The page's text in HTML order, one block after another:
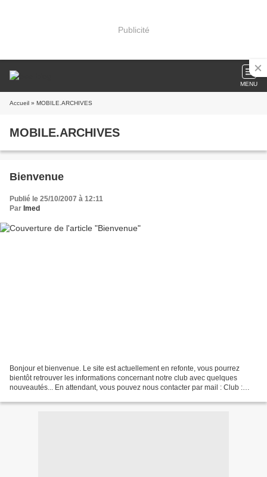
Publicité
MENU
Accueil » MOBILE.ARCHIVES
MOBILE.ARCHIVES
Bienvenue
Publié le 25/10/2007 à 12:11
Par Imed
Bonjour et bienvenue. Le site est actuellement en refonte, vous pourrez
bientôt retrouver les informations concernant notre club avec quelques
nouveautés... En attendant, vous pouvez nous contacter par mail : Club :